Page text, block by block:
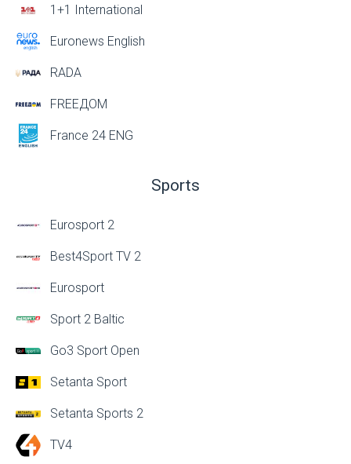
1+1 International
Euronews English
RADA
FREEДОМ
France 24 ENG
Sports
Eurosport 2
Best4Sport TV 2
Eurosport
Sport 2 Baltic
Go3 Sport Open
Setanta Sport
Setanta Sports 2
TV4